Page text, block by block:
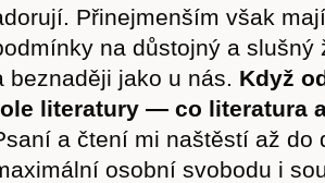
Časopis
Přinejmenším však
na důstojný a slušný
beznaději jako u nás. Když
literatury — co literatura
a čtení mi naštěstí až do
osobní svobodu i